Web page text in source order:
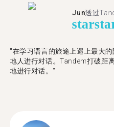
Jun透过
star
"在学习语言的旅途上遇上最大
地人进行对话。Tandem打破距
地进行对话。"